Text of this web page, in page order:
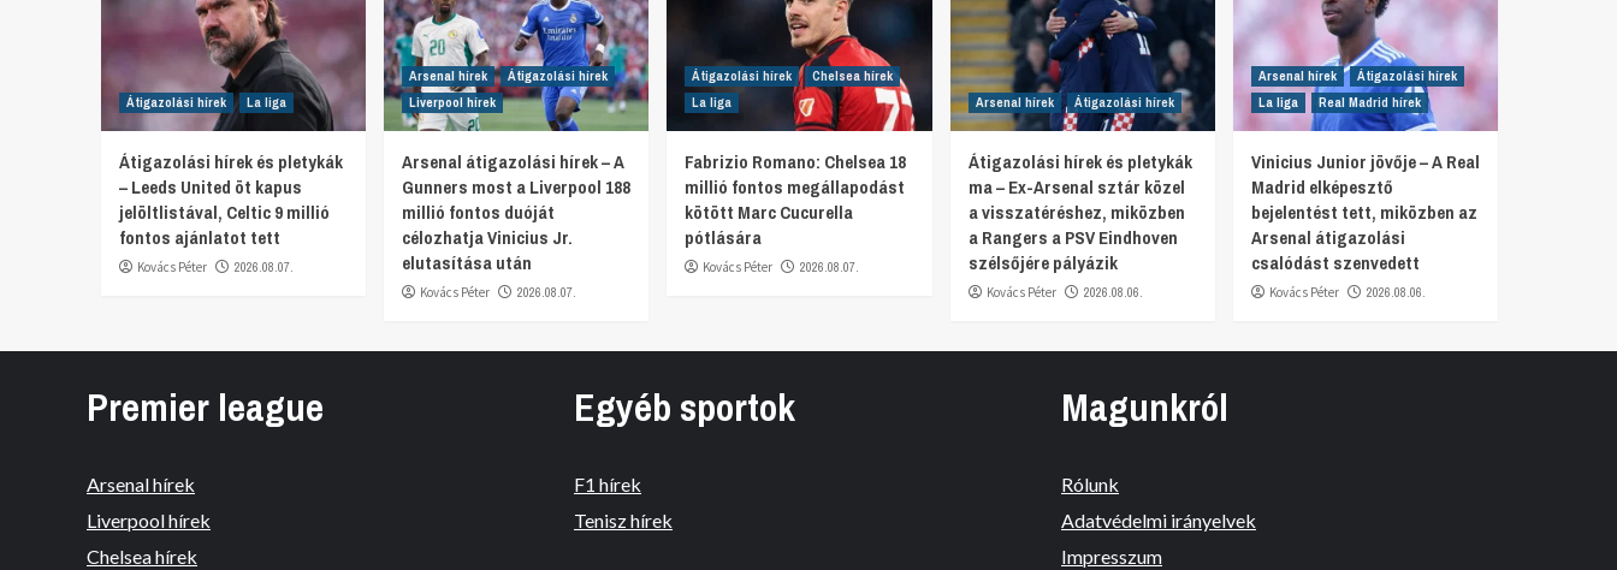
Átigazolási hírek La liga
Átigazolási hírek és pletykák
– Leeds United öt kapus
jelöltlistával, Celtic 9 millió
fontos ajánlatot tett
Kovács Péter 2026.08.07.
Arsenal hírek
Átigazolási hírek
Liverpool hírek
Arsenal átigazolási hírek – A
Gunners most a Liverpool 188
millió fontos duóját
célozhatja Vinicius Jr.
elutasítása után
Kovács Péter 2026.08.07.
Átigazolási hírek
Chelsea hírek
La liga
Fabrizio Romano: Chelsea 18
millió fontos megállapodást
kötött Marc Cucurella
pótlására
Kovács Péter 2026.08.07.
Arsenal hírek Átigazolási hírek
Átigazolási hírek és pletykák
ma – Ex-Arsenal sztár közel
a visszatéréshez, miközben
a Rangers a PSV Eindhoven
szélsőjére pályázik
Kovács Péter 2026.08.06.
Arsenal hírek
Átigazolási hírek
La liga
Real Madrid hírek
Vinicius Junior jövője – A Real
Madrid elképesztő
bejelentést tett, miközben az
Arsenal átigazolási
csalódást szenvedett
Kovács Péter 2026.08.06.
Premier league
Arsenal hírek
Liverpool hírek
Chelsea hírek
Egyéb sportok
F1 hírek
Tenisz hírek
Magunkról
Rólunk
Adatvédelmi irányelvek
Impresszum